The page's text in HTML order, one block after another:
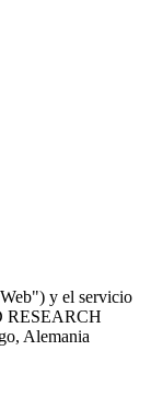
y el servicio
RESEARCH
Alemania